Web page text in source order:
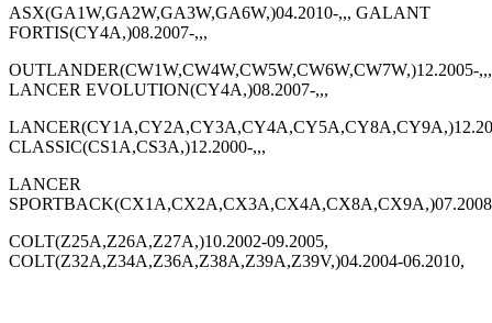
ASX(GA1W,GA2W,GA3W,GA6W,)04.2010-,,, GALANT
FORTIS(CY4A,)08.2007-,,,
OUTLANDER(CW1W,CW4W,CW5W,CW6W,CW7W,)12.2005-,,,
LANCER EVOLUTION(CY4A,)08.2007-,,,
CLASSIC(CS1A,CS3A,)12.2000-,,,
LANCER
COLT(Z25A,Z26A,Z27A,)10.2002-09.2005,
COLT(Z32A,Z34A,Z36A,Z38A,Z39A,Z39V,)04.2004-06.2010,